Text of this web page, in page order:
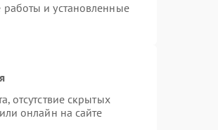
и установленные
отсутствие скрытых
онлайн на сайте